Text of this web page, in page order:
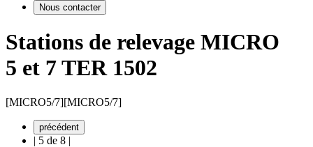
Nous contacter
Stations de relevage MICRO
5 et 7 TER 1502
[MICRO5/7][MICRO5/7]
précédent
| 5 de 8 |